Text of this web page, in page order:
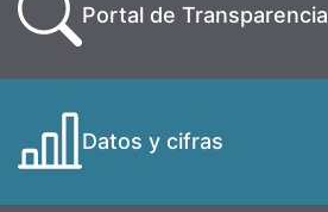
Portal de Transparencia
Datos y cifras